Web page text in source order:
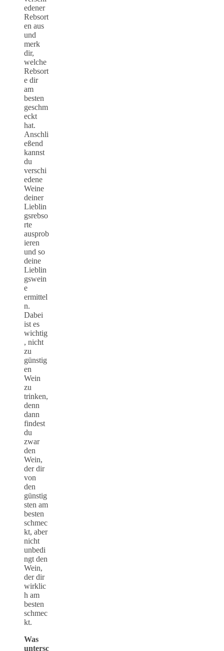
edener
Rebsort
en aus
und
merk
dir,
welche
Rebsort
e dir
am
besten
geschm
eckt
hat.
Anschli
eßend
kannst
du
verschi
edene
Weine
deiner
Lieblin
gsrebso
rte
ausprob
ieren
und so
deine
Lieblin
gswein
e
ermittel
n.
Dabei
ist es
wichtig
, nicht
zu
günstig
en
Wein
zu
trinken,
denn
dann
findest
du
zwar
den
Wein,
der dir
von
den
günstig
sten am
besten
schmec
kt, aber
nicht
unbedi
ngt den
Wein,
der dir
wirklic
h am
besten
schmec
kt.
Was
untersc